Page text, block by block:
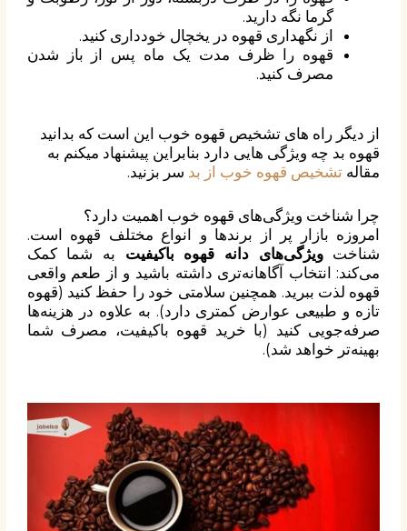
گرما نگه‌ دارید.
از نگهداری قهوه در یخچال خودداری کنید.
قهوه را ظرف مدت یک ماه پس از باز شدن
مصرف کنید.
از دیگر راه های تشخیص قهوه خوب این است که بدانید
قهوه بد چه ویژگی هایی دارد بنابراین پیشنهاد میکنم به
مقالهتشخیص قهوه خوب از بدسر بزنید.
چرا شناخت ویژگی‌های قهوه خوب اهمیت دارد؟
امروزه بازار پر از برندها و انواع مختلف قهوه است.
شناخت ویژگی‌های دانه قهوه باکیفیتبه شما کمک
می‌کند: انتخاب آگاهانه‌تری داشته باشید و از طعم واقعی
قهوه لذت ببرید. همچنین سلامتی خود را حفظ کنید (قهوه
تازه و طبیعی عوارض کمتری دارد). به علاوه در هزینه‌ها
صرفه‌جویی کنید (با خرید قهوه باکیفیت، مصرف شما
بهینه‌تر خواهد شد).